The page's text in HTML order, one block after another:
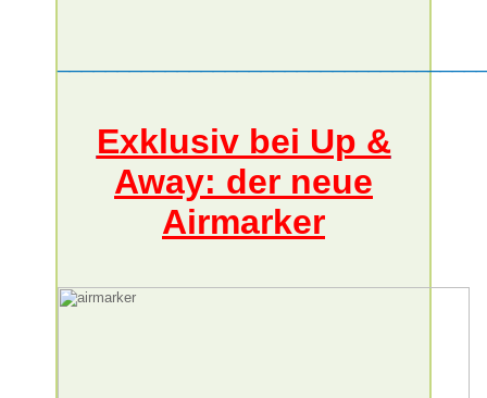
Exklusiv bei Up &
Away: der neue
Airmarker